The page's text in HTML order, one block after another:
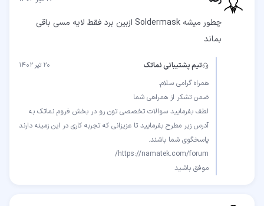
چطور میشه Soldermask ازبین برد فقط لایه مسی باقی
بماند
تیم پشتیبانی نماتک ۲۰ تیر ۱۴۰۲
لطف بفرمایید سوالات تخصصی تون رو در بخش فروم نماتک به
آدرس زیر مطرح بفرمایید تا عزیزانی که تجربه کاری در این زمینه دارند
موفق باشید